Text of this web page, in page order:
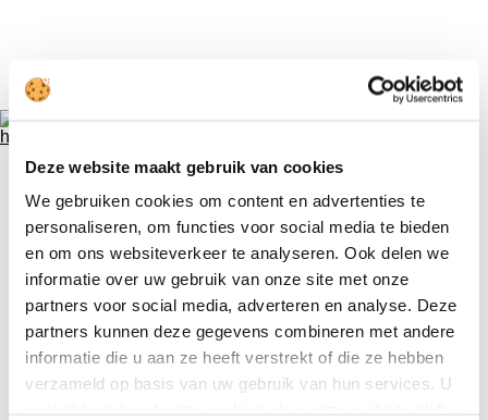
Deze website maakt gebruik van cookies
We gebruiken cookies om content en advertenties te
personaliseren, om functies voor social media te bieden
en om ons websiteverkeer te analyseren. Ook delen we
informatie over uw gebruik van onze site met onze
partners voor social media, adverteren en analyse. Deze
partners kunnen deze gegevens combineren met andere
informatie die u aan ze heeft verstrekt of die ze hebben
verzameld op basis van uw gebruik van hun services. U
Gratis verzending bij besteding vanaf €75,-
FASHION
NEW
Blouse/ tuniek
Truien
Vesten
Blazers/ jasjes
Jurken
Rokken
Broeken/ jeans
Tegoedbonnen